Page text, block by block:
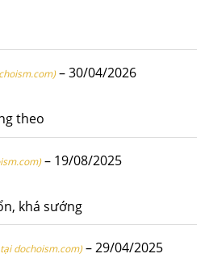
–30/04/2026
theo
– 19/08/2025
khá sướng
dochoism.com) –29/04/2025